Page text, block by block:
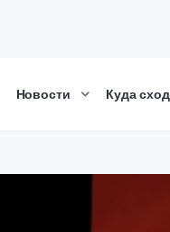
Новости Куда